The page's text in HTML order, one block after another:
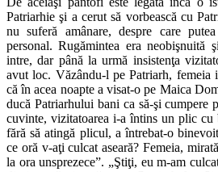
Patriarhie şi a cerut să vorbească cu
nu suferă amânare, despre care
personal. Rugămintea era neobişnuită
intre, dar până la urmă insistenţa
avut loc. Văzându-l pe Patriarh, femeia
că în acea noapte a visat-o pe Maica
ducă Patriarhului bani ca să-şi cumpere
cuvinte, vizitatoarea i-a întins un plic cu
fără să atingă plicul, a întrebat-o
ce oră v-aţi culcat aseară? Femeia,
la ora unsprezece”. „Ştiţi, eu m-am